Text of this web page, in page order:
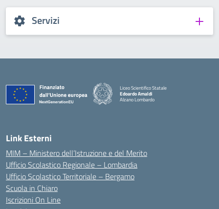
Servizi
Liceo Scientifico Statale
Edoardo Amaldi
Alzano Lombardo
Link Esterni
MIM – Ministero dell’Istruzione e del Merito
Ufficio Scolastico Regionale – Lombardia
Ufficio Scolastico Territoriale – Bergamo
Scuola in Chiaro
Iscrizioni On Line